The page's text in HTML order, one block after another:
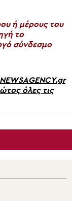
ή μέρους του
το
σύνδεσμο
όλες τις